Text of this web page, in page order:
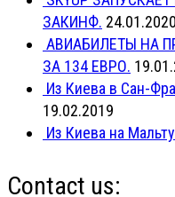
ЗАКИНФ. 24.01.2020
АВИАБИЛЕТЫ НА
ЗА 134 ЕВРО.
Из Киева в Сан-
19.02.2019
Из Киева на
Contact us: